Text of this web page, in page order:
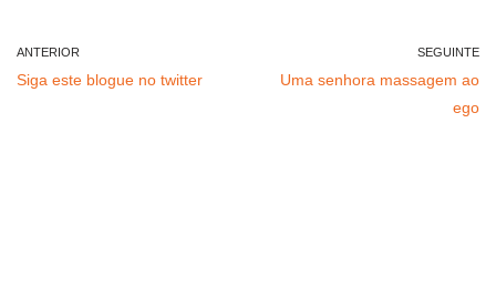
ANTERIOR
Siga este blogue no twitter
SEGUINTE
Uma senhora massagem ao
ego